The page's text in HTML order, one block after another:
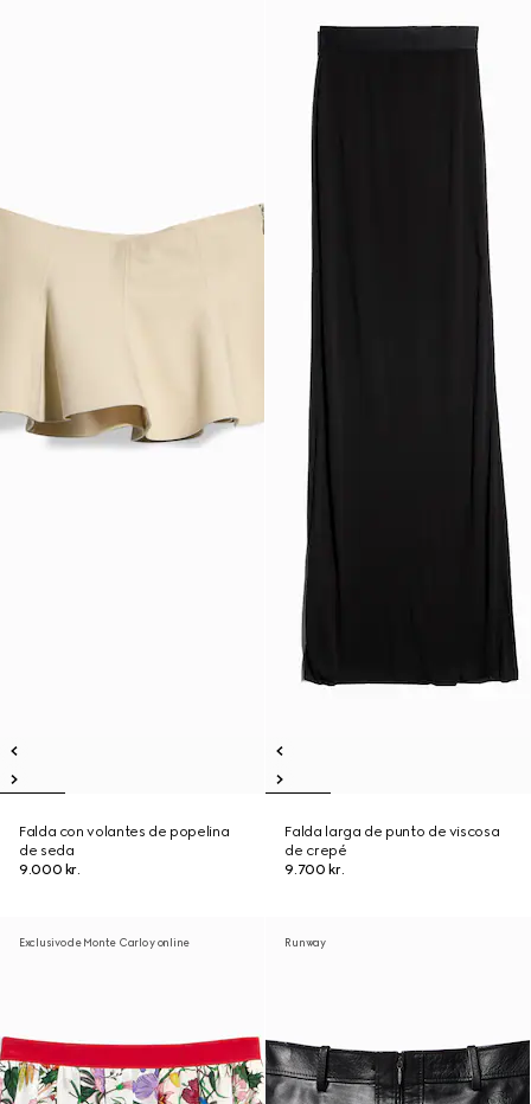
Falda con volantes de popelina
de seda
9.000 kr.
Falda larga de punto de viscosa
de crepé
9.700 kr.
Exclusivo de Monte Carlo y online Runway